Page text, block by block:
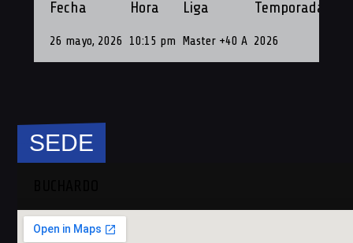
Fecha Hora Liga Temporada
26 mayo, 2026 10:15 pm Master +40 A 2026
SEDE